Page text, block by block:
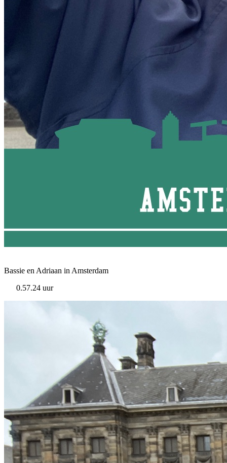
Bassie en Adriaan in Amsterdam
0.57.24 uur